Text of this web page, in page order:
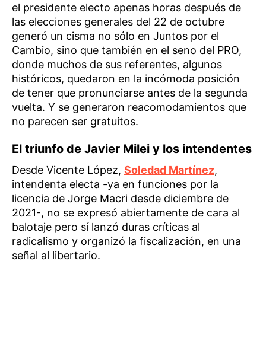
el presidente electo apenas horas después de
las elecciones generales del 22 de octubre
generó un cisma no sólo en Juntos por el
Cambio, sino que también en el seno del PRO,
donde muchos de sus referentes, algunos
históricos, quedaron en la incómoda posición
de tener que pronunciarse antes de la segunda
vuelta. Y se generaron reacomodamientos que
no parecen ser gratuitos.
El triunfo de Javier Milei y los intendentes
Desde Vicente López, Soledad Martínez,
intendenta electa -ya en funciones por la
licencia de Jorge Macri desde diciembre de
2021-, no se expresó abiertamente de cara al
balotaje pero sí lanzó duras críticas al
radicalismo y organizó la fiscalización, en una
señal al libertario.